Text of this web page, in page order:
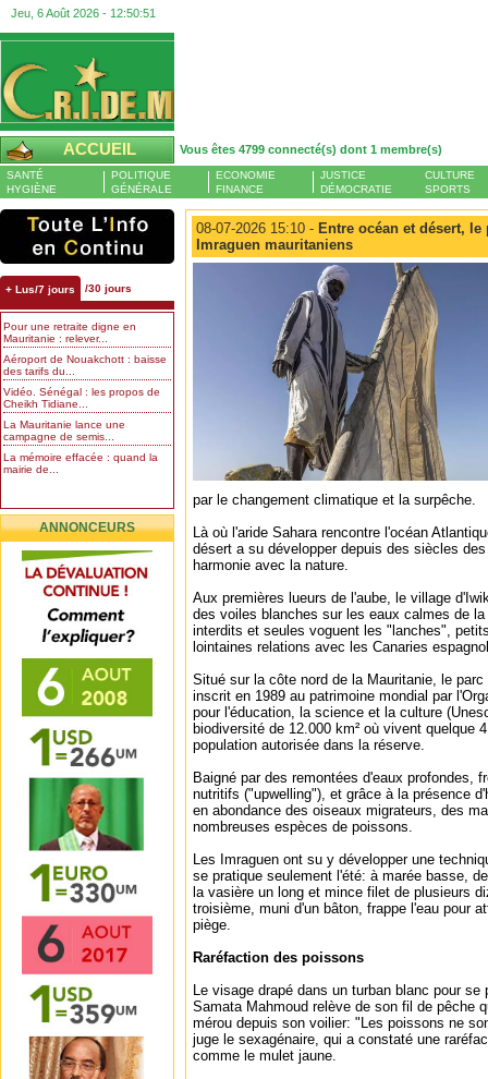
Jeu, 6 Août 2026 - 12:50:51
ACCUEIL Vous êtes 4799 connecté(s) dont 1 membre(s)
SANTÉ
HYGIÈNE
POLITIQUE
GÉNÉRALE
ECONOMIE
FINANCE
JUSTICE
DÉMOCRATIE
CULTURE
SPORTS
+ Lus/7 jours /30 jours
Pour une retraite digne en
Mauritanie : relever...
Aéroport de Nouakchott : baisse
des tarifs du...
Vidéo. Sénégal : les propos de
Cheikh Tidiane...
La Mauritanie lance une
campagne de semis...
La mémoire effacée : quand la
mairie de...
ANNONCEURS
08-07-2026 15:10 - Entre océan et désert,
Imraguen mauritaniens
par le changement climatique et la surpêche.
Là où l'aride Sahara rencontre l'océan
désert a su développer depuis des siècles
harmonie avec la nature.
Aux premières lueurs de l'aube, le village
des voiles blanches sur les eaux calmes de
interdits et seules voguent les "lanches",
lointaines relations avec les Canaries
Situé sur la côte nord de la Mauritanie, le
inscrit en 1989 au patrimoine mondial par
pour l'éducation, la science et la culture
biodiversité de 12.000 km² où vivent quelque
population autorisée dans la réserve.
Baigné par des remontées d'eaux profondes,
nutritifs ("upwelling"), et grâce à la présence
en abondance des oiseaux migrateurs, des
nombreuses espèces de poissons.
Les Imraguen ont su y développer une
se pratique seulement l'été: à marée basse,
la vasière un long et mince filet de plusieurs
troisième, muni d'un bâton, frappe l'eau pour
piège.
Raréfaction des poissons
Le visage drapé dans un turban blanc pour se
Samata Mahmoud relève de son fil de pêche
mérou depuis son voilier: "Les poissons ne
juge le sexagénaire, qui a constaté une
comme le mulet jaune.